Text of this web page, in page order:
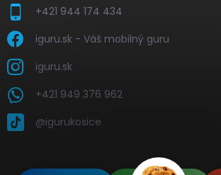
+421 944 174 434
iguru.sk - Váš mobilný guru
iguru.sk
+421 949 376 962
@igurukosice